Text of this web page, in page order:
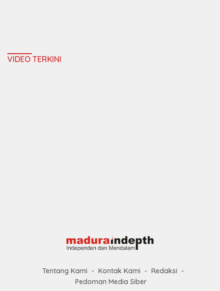
VIDEO TERKINI
Tentang Kami Kontak Kami
Redaksi
Pedoman Media Siber